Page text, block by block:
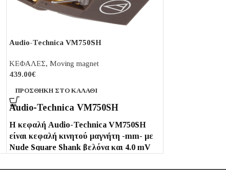
Audio-Technica VM750SH
ΚΕΦΑΛΕΣ, Moving magnet
439.00€
ΠΡΟΣΘΉΚΗ ΣΤΟ ΚΑΛΆΘΙ
Audio-Technica VM750SH
Η κεφαλή Audio-Technica VM750SH
είναι κεφαλή κινητού μαγνήτη -mm- με
Nude Square Shank βελόνα και 4.0 mV